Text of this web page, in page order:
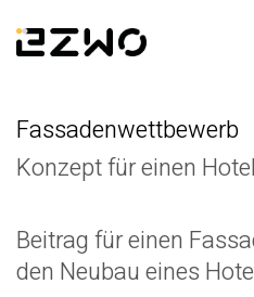
Fassadenwettbewerb
Konzept für einen
Beitrag für einen
den Neubau eines